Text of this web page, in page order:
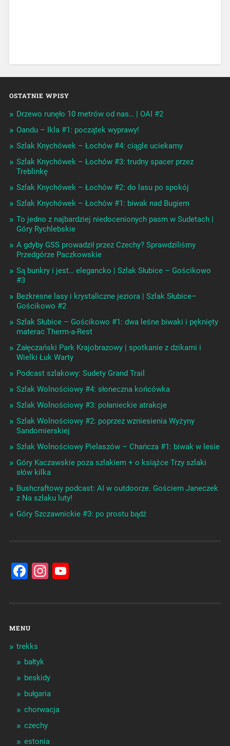
OSTATNIE WPISY
Drzewo runęło 10 metrów od nas… | OAI #2
Oandu – Ikla #1: początek wyprawy!
Szlak Knychówek – Łochów #4: ciągle uciekamy
Szlak Knychówek – Łochów #3: trudny spacer przez
Treblinkę
Szlak Knychówek – Łochów #2: do lasu po spokój
Szlak Knychówek – Łochów #1: biwak nad Bugiem
To jedno z najbardziej niedocenionych pasm w Sudetach |
Góry Rychlebskie
A gdyby GSS prowadził przez Czechy? Sprawdziliśmy
Przedgórze Paczkowskie
Są bunkry i jest… elegancko | Szlak Słubice – Gościkowo
#3
Bezkresne lasy i krystaliczne jeziora | Szlak Słubice–
Gościkowo #2
Szlak Słubice – Gościkowo #1: dwa leśne biwaki i pęknięty
materac Therm-a-Rest
Załęczański Park Krajobrazowy | spotkanie z dzikami i
Wielki Łuk Warty
Podcast szlakowy: Sudety Grand Trail
Szlak Wolnościowy #4: słoneczna końcówka
Szlak Wolnościowy #3: połanieckie atrakcje
Szlak Wolnościowy #2: poprzez wzniesienia Wyżyny
Sandomierskiej
Szlak Wolnościowy Pielaszów – Chańcza #1: biwak w lesie
Góry Kaczawskie poza szlakiem + o książce Trzy szlaki
słów kilka
Bushcraftowy podcast: AI w outdoorze. Gościem Janeczek
z Na szlaku luty!
Góry Szczawnickie #3: po prostu bądź
Facebook
Instagram
YouTube
MENU
trekks
bałtyk
beskidy
bułgaria
chorwacja
czechy
estonia